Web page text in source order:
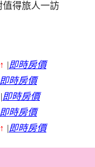
值得旅人一訪
↑
即時房價
即時房價
即時房價
即時房價
↑ 即時房價